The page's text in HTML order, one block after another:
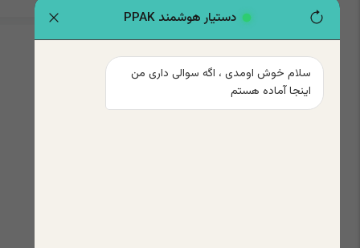
دستیار هوشمند PPAK
اینجا آماده هستم